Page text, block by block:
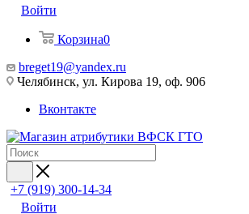
Войти
Корзина0
breget19@yandex.ru
Челябинск, ул. Кирова 19, оф. 906
Вконтакте
+7 (919) 300-14-34
Войти